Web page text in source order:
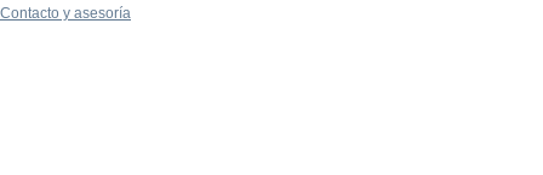
Contacto y asesoría